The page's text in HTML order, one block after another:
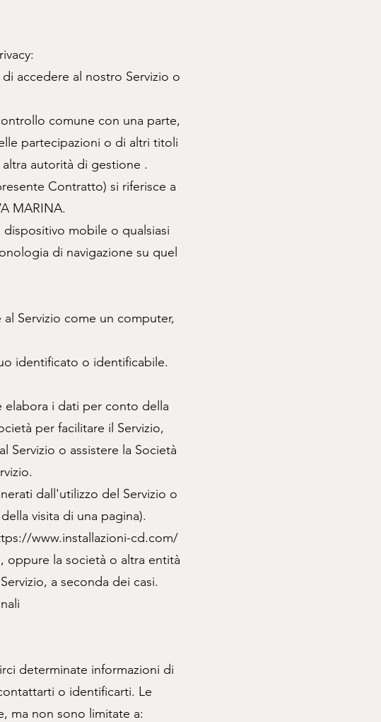
accedere al nostro Servizio o
comune con una parte,
partecipazioni o di altri titoli
autorità di gestione .
Contratto) si riferisce a
MARINA.
mobile o qualsiasi
di navigazione su quel
Servizio come un computer,
identificato o identificabile.
elabora i dati per conto della
per facilitare il Servizio,
Servizio o assistere la Società
dall'utilizzo del Servizio o
visita di una pagina).
www.installazioni-cd.com/
oppure la società o altra entità
a seconda dei casi.
determinate informazioni di
o identificarti. Le
ma non sono limitate a: